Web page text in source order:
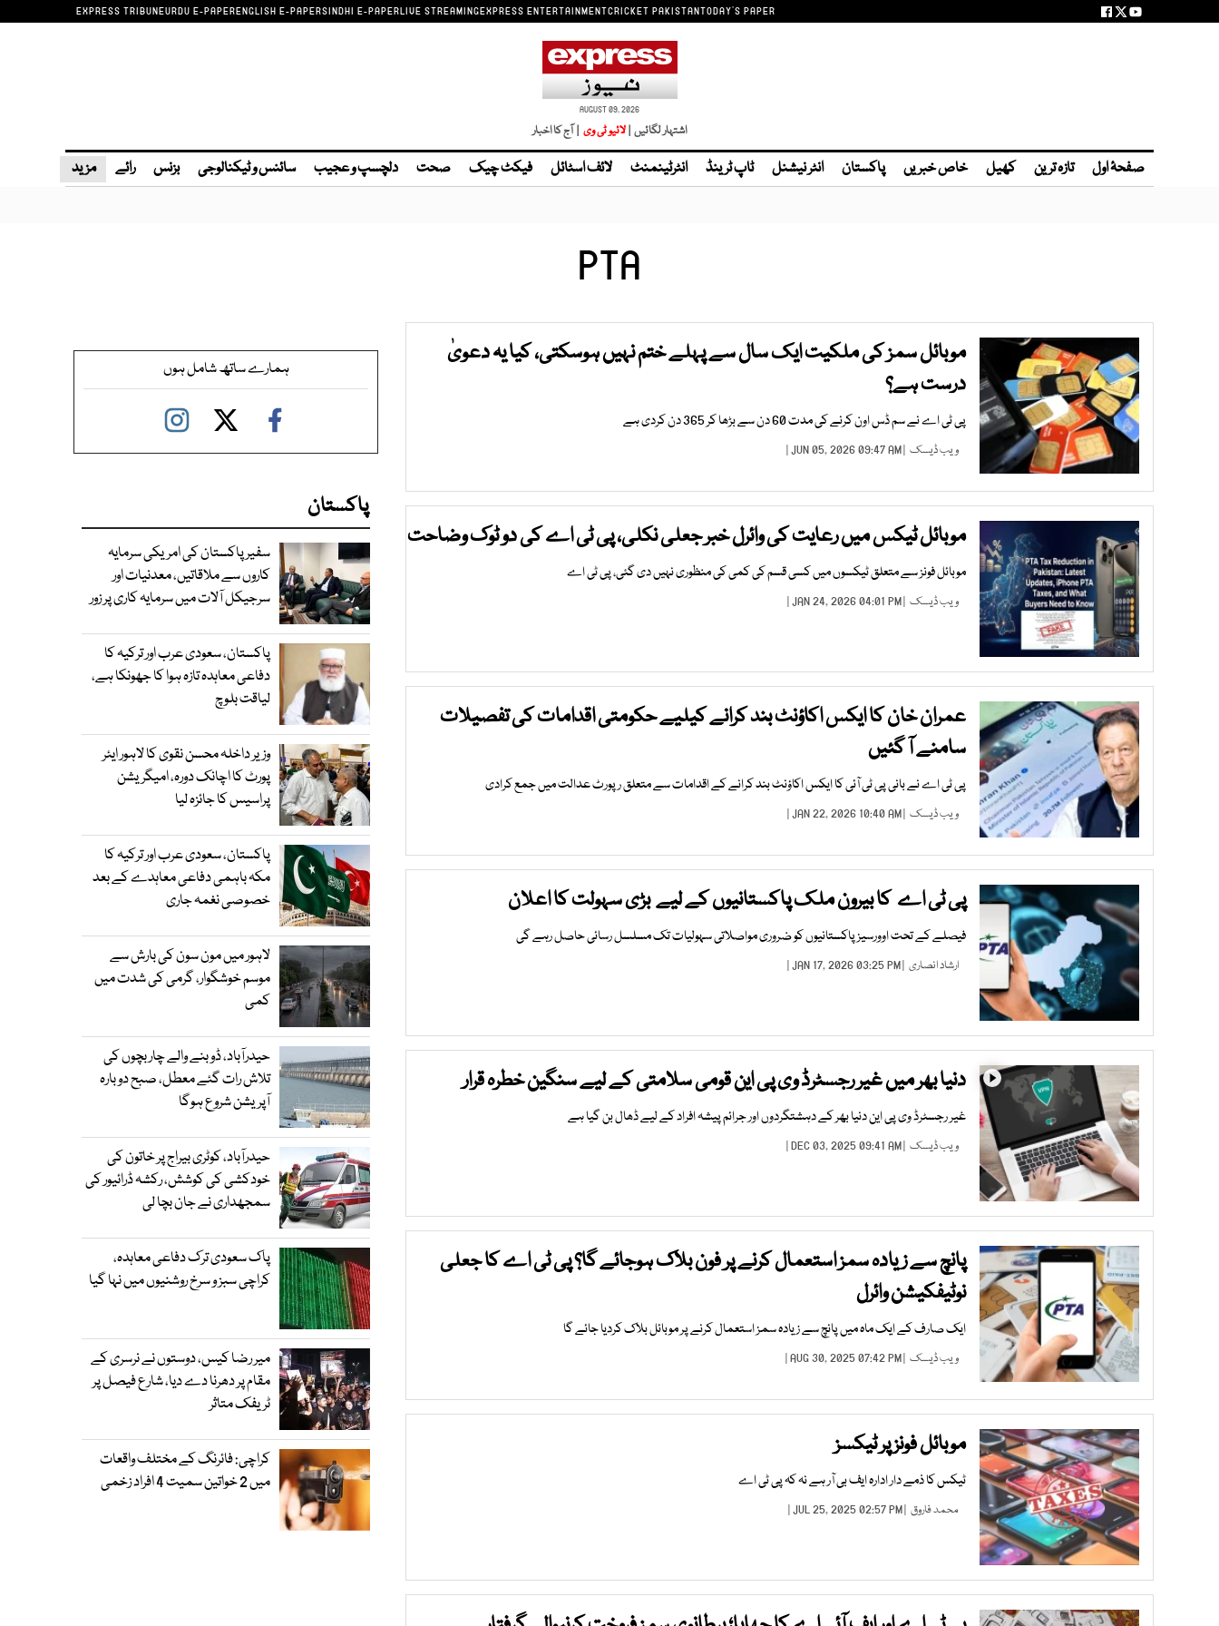
EXPRESS TRIBUNEURDU E-PAPERENGLISH E-PAPERSINDHI E-PAPERLIVE STREAMINGEXPRESS ENTERTAINMENTCRICKET PAKISTANTODAY'S PAPER
AUGUST 09, 2026
اشتہار لگائیں |لائیو ٹی وی | آج کا اخبار
صفحۂ اول تازہ ترین کھیل خاص خبریں پاکستان انٹر نیشنل ٹاپ ٹرینڈ انٹرٹینمنٹ لائف اسٹائل فیکٹ چیک صحت دلچسپ و عجیب سائنس و ٹیکنالوجی بزنس رائے مزید
PTA
موبائل سمز کی ملکیت ایک سال سے پہلے ختم نہیں ہوسکتی، کیا یہ دعویٰ
درست ہے؟
پی ٹی اے نے سم ڈس اون کرنے کی مدت 60 دن سے بڑھا کر 365 دن کردی ہے
ویب ڈیسک | JUN 05, 2026 09:47 AM |
موبائل ٹیکس میں رعایت کی وائرل خبر جعلی نکلی، پی ٹی اے کی دو ٹوک وضاحت
موبائل فونز سے متعلق ٹیکسوں میں کسی قسم کی کمی کی منظوری نہیں دی گئی، پی ٹی اے
ویب ڈیسک | JAN 24, 2026 04:01 PM |
عمران خان کا ایکس اکاؤنٹ بند کرانے کیلیے حکومتی اقدامات کی تفصیلات
سامنے آ گئیں
پی ٹی اے نے بانی پی ٹی آئی کا ایکس اکاؤنٹ بند کرانے کے اقدامات سے متعلق رپورٹ عدالت میں جمع کرادی
ویب ڈیسک | JAN 22, 2026 10:40 AM |
پی ٹی اے کا بیرون ملک پاکستانیوں کے لیے بڑی سہولت کا اعلان
فیصلے کے تحت اوورسیز پاکستانیوں کو ضروری مواصلاتی سہولیات تک مسلسل رسائی حاصل رہے گی
ارشاد انصاری | JAN 17, 2026 03:25 PM |
دنیا بھر میں غیر رجسٹرڈ وی پی این قومی سلامتی کے لیے سنگین خطرہ قرار
غیر رجسٹرڈ وی پی این دنیا بھر کے دہشتگردوں اور جرائم پیشہ افراد کے لیے ڈھال بن گیا ہے
ویب ڈیسک | DEC 03, 2025 09:41 AM |
پانچ سے زیادہ سمز استعمال کرنے پر فون بلاک ہوجائے گا؟ پی ٹی اے کا جعلی
نوٹیفکیشن وائرل
ایک صارف کے ایک ماہ میں پانچ سے زیادہ سمز استعمال کرنے پر موبائل بلاک کردیا جائے گا
ویب ڈیسک | AUG 30, 2025 07:42 PM |
موبائل فونز پر ٹیکسز
ٹیکس کا ذمے دار ادارہ ایف بی آر ہے نہ کہ پی ٹی اے
محمد فاروق | JUL 25, 2025 02:57 PM |
ہمارے ساتھ شامل ہوں
پاکستان
سفیر پاکستان کی امریکی سرمایہ
کاروں سے ملاقاتیں، معدنیات اور
سرجیکل آلات میں سرمایہ کاری پر زور
پاکستان، سعودی عرب اور ترکیہ کا
دفاعی معاہدہ تازہ ہوا کا جھونکا ہے،
لیاقت بلوچ
وزیر داخلہ محسن نقوی کا لاہور ایئر
پورٹ کا اچانک دورہ، امیگریشن
پراسیس کا جائزہ لیا
پاکستان، سعودی عرب اور ترکیہ کا
مکہ باہمی دفاعی معاہدے کے بعد
خصوصی نغمہ جاری
لاہور میں مون سون کی بارش سے
موسم خوشگوار، گرمی کی شدت میں
کمی
حیدرآباد، ڈوبنے والے چار بچوں کی
تلاش رات گئے معطل، صبح دوبارہ
آپریشن شروع ہوگا
حیدرآباد، کوٹری بیراج پر خاتون کی
خودکشی کی کوشش، رکشہ ڈرائیور کی
سمجھداری نے جان بچا لی
پاک سعودی ترک دفاعی معاہدہ،
کراچی سبز و سرخ روشنیوں میں نہا گیا
میر رضا کیس، دوستوں نے نرسری کے
مقام پر دھرنا دے دیا، شارع فیصل پر
ٹریفک متاثر
کراچی: فائرنگ کے مختلف واقعات
میں 2 خواتین سمیت 4 افراد زخمی